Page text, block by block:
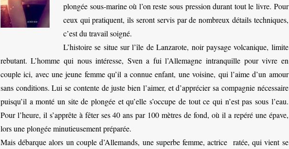
plongée sous-marine où l’on reste sous pression durant tout le livre. Pour
ceux qui pratiquent, ils seront servis par de nombreux détails techniques,
c’est du travail soigné.
L’histoire se situe sur l’île de Lanzarote, noir paysage volcanique, limite
rebutant. L’homme qui nous intéresse, Sven a fui l’Allemagne intranquille pour vivre en
couple ici, avec une jeune femme qu’il a connue enfant, une voisine, qui l’aime d’un amour
sans conditions. Lui se contente de juste bien l’aimer, et d’apprécier sa compagnie nécessaire
puisqu’il a monté un site de plongée et qu’elle s’occupe de tout ce qui n’est pas sous l’eau.
Pour l’heure, il s’apprête à fêter ses 40 ans par 100 mètres de fond, où il a repéré une épave,
lors une plongée minutieusement préparée.
Mais débarque alors un couple d’Allemands, une superbe femme, actrice ratée, qui vient se